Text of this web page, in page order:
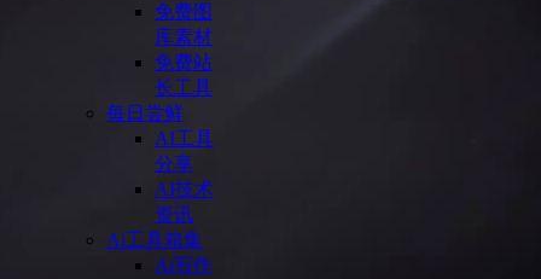
免费图
库素材
免费站
长工具
每日尝鲜
AI工具
分享
AI技术
资讯
Ai工具箱集
Ai写作